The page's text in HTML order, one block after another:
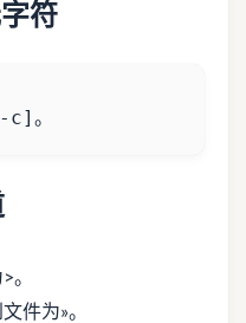
符
c] 。
件为»。